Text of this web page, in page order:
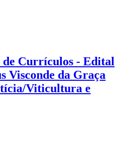
de Currículos - Edital
Visconde da Graça
Viticultura e